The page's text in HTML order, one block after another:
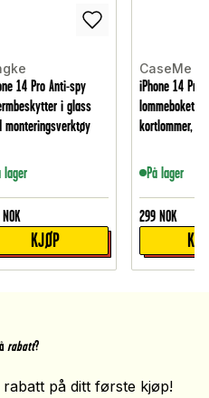
14 Pro Anti-spy
i glass
monteringsverktøy
lager
NOK
KJØP
CaseMe
iPhone 14 Pro
lommeboketui
kortlommer,
På lager
299 NOK
rabatt?
på ditt første kjøp!